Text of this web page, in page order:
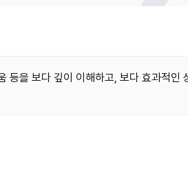
등을 보다 깊이 이해하고, 보다 효과적인